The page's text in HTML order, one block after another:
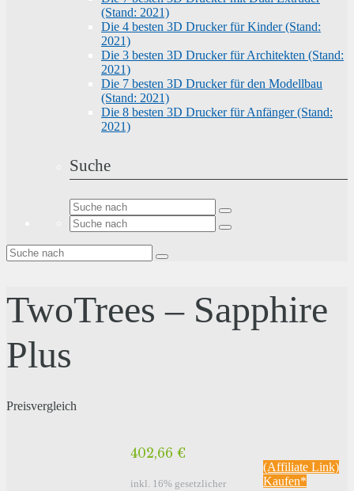
(Stand: 2021)
Die 4 besten 3D Drucker für Kinder (Stand:
2021)
Die 3 besten 3D Drucker für Architekten (Stand:
2021)
Die 7 besten 3D Drucker für den Modellbau
(Stand: 2021)
Die 8 besten 3D Drucker für Anfänger (Stand:
2021)
Suche
TwoTrees – Sapphire
Plus
Preisvergleich
402,66 €
inkl. 16% gesetzlicher
(Affiliate Link)
Kaufen*